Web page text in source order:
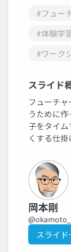
#フュー
#体験学
#ワーク
スライド
フューチ
うために
子をタイ
くする仕掛
岡本剛
スライド